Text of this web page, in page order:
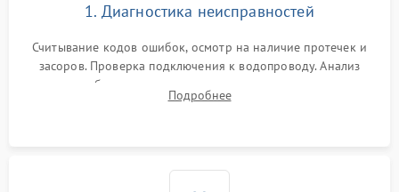
Проблемы с1. Диагностика неисправностей
Считывание кодов ошибок, осмотр на наличие протечек и
засоров. Проверка подключения к водопроводу. Анализ
жалоб на отсутствие слива, нагрева, вращения
разбрызгивателей или срабатывание системы защиты
Подробнее